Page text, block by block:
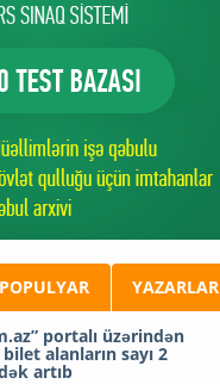
POPULYAR YAZARLAR
portalı üzərindən
alanların sayı 2
artıb